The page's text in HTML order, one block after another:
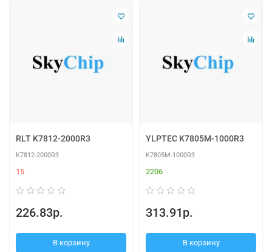
RLT K7812-2000R3
K7812-2000R3
15
226.83р.
В корзину
YLPTEC K7805M-1000R3
K7805M-1000R3
2206
313.91р.
В корзину